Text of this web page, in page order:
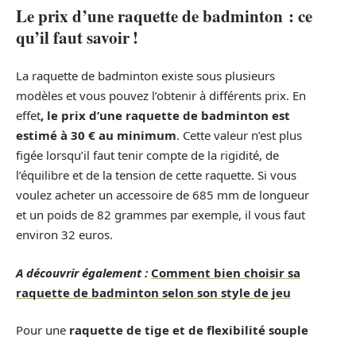
Le prix d’une raquette de badminton : ce
qu’il faut savoir !
La raquette de badminton existe sous plusieurs
modèles et vous pouvez l’obtenir à différents prix. En
effet, le prix d’une raquette de badminton est
estimé à 30 € au minimum. Cette valeur n’est plus
figée lorsqu’il faut tenir compte de la rigidité, de
l’équilibre et de la tension de cette raquette. Si vous
voulez acheter un accessoire de 685 mm de longueur
et un poids de 82 grammes par exemple, il vous faut
environ 32 euros.
A découvrir également : Comment bien choisir sa
raquette de badminton selon son style de jeu
Pour une raquette de tige et de flexibilité souple